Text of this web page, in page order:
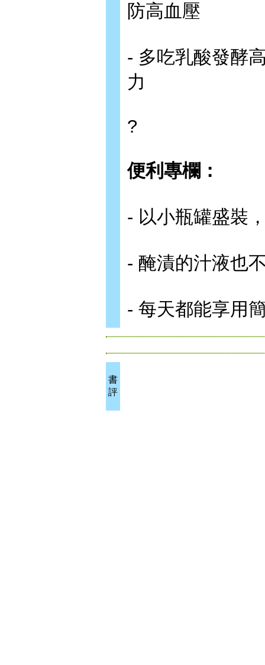
防高血壓
- 多吃乳酸發酵
力
?
便利專欄：
- 以小瓶罐盛裝
- 醃漬的汁液也
- 每天都能享用
書
評